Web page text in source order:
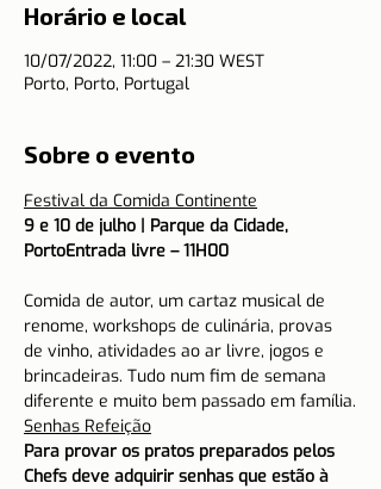
Horário e local
10/07/2022, 11:00 – 21:30 WEST
Porto, Porto, Portugal
Sobre o evento
Festival da Comida Continente
9 e 10 de julho | Parque da Cidade,
PortoEntrada livre – 11H00
Comida de autor, um cartaz musical de
renome, workshops de culinária, provas
de vinho, atividades ao ar livre, jogos e
brincadeiras. Tudo num fim de semana
diferente e muito bem passado em família.
Senhas Refeição
Para provar os pratos preparados pelos
Chefs deve adquirir senhas que estão à